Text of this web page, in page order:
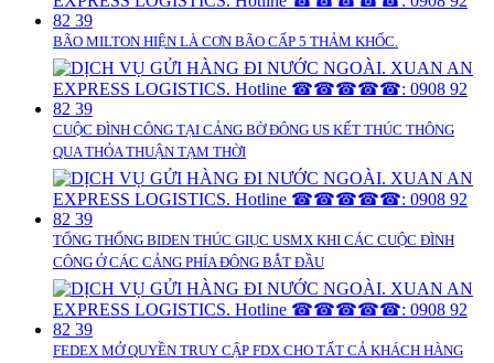
BÃO MILTON HIỆN LÀ CƠN BÃO CẤP 5 THẢM KHỐC.
CUỘC ĐÌNH CÔNG TẠI CẢNG BỜ ĐÔNG US KẾT THÚC THÔNG
QUA THỎA THUẬN TẠM THỜI
TỔNG THỐNG BIDEN THÚC GIỤC USMX KHI CÁC CUỘC ĐÌNH
CÔNG Ở CÁC CẢNG PHÍA ĐÔNG BẮT ĐẦU
FEDEX MỞ QUYỀN TRUY CẬP FDX CHO TẤT CẢ KHÁCH HÀNG